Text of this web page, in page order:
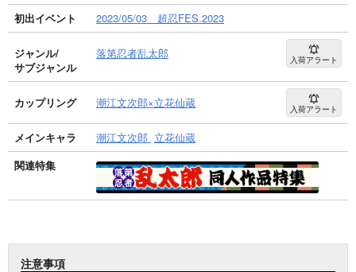
初出イベント
2023/05/03 超忍FES.2023
ジャンル/
サブジャンル
落第忍者乱太郎 入荷アラート
カップリング 潮江文次郎×立花仙蔵 入荷アラート
メインキャラ 潮江文次郎 立花仙蔵
関連特集
注意事項